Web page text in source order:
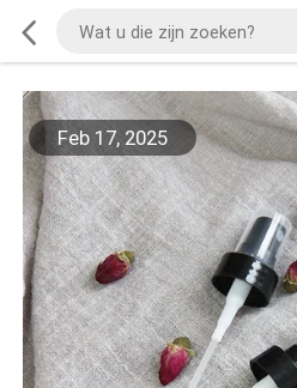
Feb 17, 2025